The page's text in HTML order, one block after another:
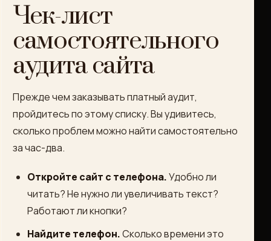
Чек-лист
самостоятельного
аудита сайта
Прежде чем заказывать платный аудит,
пройдитесь по этому списку. Вы удивитесь,
сколько проблем можно найти самостоятельно
за час-два.
Откройте сайт с телефона.Удобно ли
читать? Не нужно ли увеличивать текст?
Работают ли кнопки?
Найдите телефон.Сколько времени это